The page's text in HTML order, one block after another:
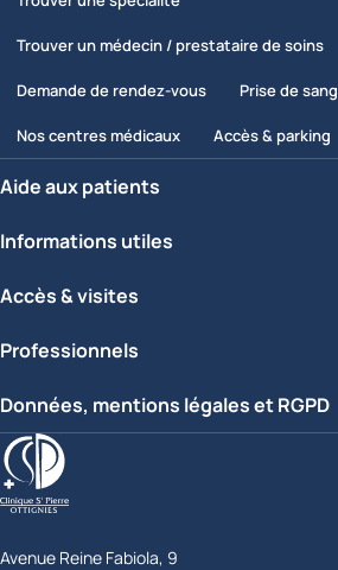
Trouver un médecin / prestataire de soins
Demande de rendez-vous Prise de sang
Nos centres médicaux Accès & parking
Aide aux patients
Informations utiles
Accès & visites
Professionnels
Données, mentions légales et RGPD
Clinique Saint-Pierre Ottignies
Avenue Reine Fabiola, 9